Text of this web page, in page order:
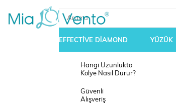
EFFECTİVE DİAMOND YÜZÜK
Hangi Uzunlukta
Kolye Nasıl Durur?
Güvenli
Alışveriş